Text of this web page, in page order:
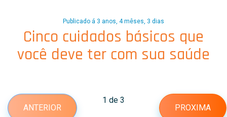
Publicado á 3 anos, 4 mêses, 3 dias
Cinco cuidados básicos que
você deve ter com sua saúde
ANTERIOR
1 de 3
PROXIMA